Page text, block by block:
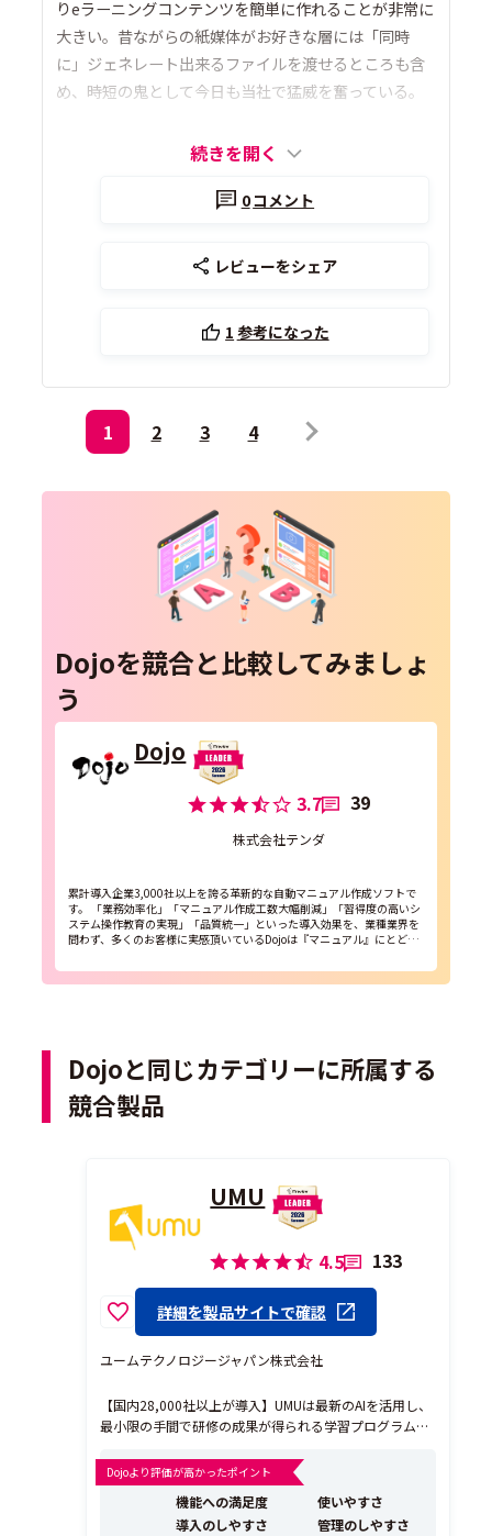
りeラーニングコンテンツを簡単に作れることが非常に
大きい。昔ながらの紙媒体がお好きな層には「同時
に」ジェネレート出来るファイルを渡せるところも含
め、時短の鬼として今日も当社で猛威を奮っている。
続きを開く
0コメント
レビューをシェア
1 参考になった
1 2 3 4
Dojoを競合と比較してみましょ
う
Dojo
3.7 39
株式会社テンダ
累計導入企業3,000社以上を誇る革新的な自動マニュアル作成ソフトで
す。 「業務効率化」「マニュアル作成工数大幅削減」「習得度の高いシ
ステム操作教育の実現」「品質統一」といった導入効果を、業種業界を
問わず、多くのお客様に実感頂いているDojoは『マニュアル』にとどま
Dojoと同じカテゴリーに所属する
競合製品
UMU
4.5 133
詳細を製品サイトで確認
ユームテクノロジージャパン株式会社
【国内28,000社以上が導入】UMUは最新のAIを活用し、
最小限の手間で研修の成果が得られる学習プログラムを
す。AIでコンテンツの作成を加速させ、AIとの繰り返し
の会話型トレーニングで、現場で使える「対話力」を高
められます。 世界203の国と地域で100万社以上...
Dojoより評価が高かったポイント
機能への満足度
使いやすさ
導入のしやすさ
管理のしやすさ